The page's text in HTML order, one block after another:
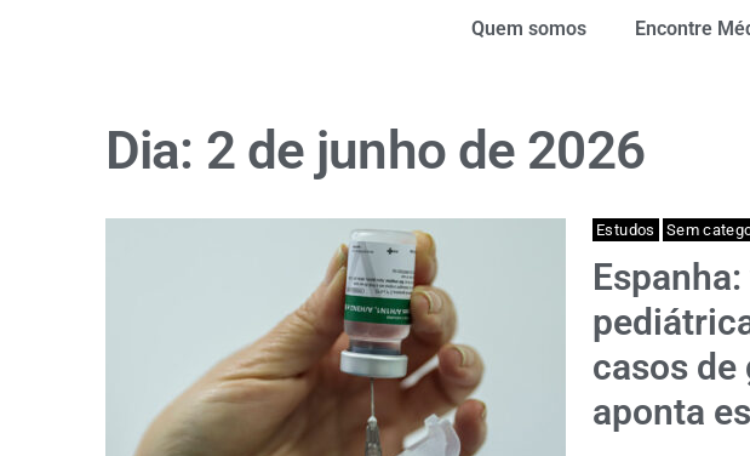
Quem somos Encontre
Dia: 2 de junho de 2026
Estudos Sem
casos de
aponta